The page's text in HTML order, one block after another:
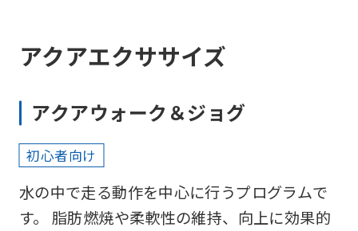
アクアエクササイズ
アクアウォーク＆ジョグ
初心者向け
水の中で走る動作を中心に行うプログラムで
す。 脂肪燃焼や柔軟性の維持、向上に効果的
fully
this
before
service.